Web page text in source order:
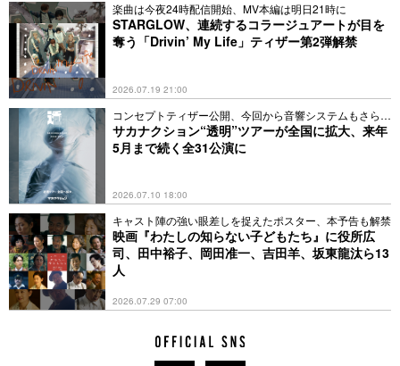
楽曲は今夜24時配信開始、MV本編は明日21時に
STARGLOW、連続するコラージュアートが目を
奪う「Drivin’ My Life」ティザー第2弾解禁
2026.07.19 21:00
コンセプトティザー公開、今回から音響システムもさらに
増強
サカナクション“透明”ツアーが全国に拡大、来年
5月まで続く全31公演に
2026.07.10 18:00
キャスト陣の強い眼差しを捉えたポスター、本予告も解禁
映画『わたしの知らない子どもたち』に役所広
司、田中裕子、岡田准一、吉田羊、坂東龍汰ら13
人
2026.07.29 07:00